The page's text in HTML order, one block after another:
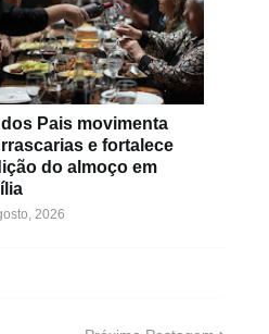
dos Pais movimenta
e fortalece
do almoço em
2026